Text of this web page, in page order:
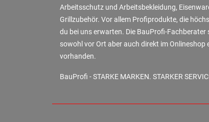
Arbeitsschutz und Arbeitsbekleidung,
Grillzubehör. Vor allem Profiprodukte, die
du bei uns erwarten. Die BauProfi-
sowohl vor Ort aber auch direkt im
vorhanden.
BauProfi - STARKE MARKEN. STARKER